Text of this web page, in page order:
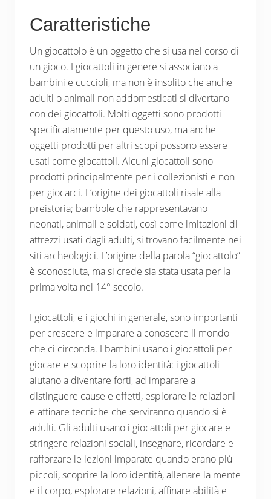
Caratteristiche
Un giocattolo è un oggetto che si usa nel corso di
un gioco. I giocattoli in genere si associano a
bambini e cuccioli, ma non è insolito che anche
adulti o animali non addomesticati si divertano
con dei giocattoli. Molti oggetti sono prodotti
specificatamente per questo uso, ma anche
oggetti prodotti per altri scopi possono essere
usati come giocattoli. Alcuni giocattoli sono
prodotti principalmente per i collezionisti e non
per giocarci. L’origine dei giocattoli risale alla
preistoria; bambole che rappresentavano
neonati, animali e soldati, così come imitazioni di
attrezzi usati dagli adulti, si trovano facilmente nei
siti archeologici. L’origine della parola “giocattolo”
è sconosciuta, ma si crede sia stata usata per la
prima volta nel 14° secolo.
I giocattoli, e i giochi in generale, sono importanti
per crescere e imparare a conoscere il mondo
che ci circonda. I bambini usano i giocattoli per
giocare e scoprire la loro identità: i giocattoli
aiutano a diventare forti, ad imparare a
distinguere cause e effetti, esplorare le relazioni
e affinare tecniche che serviranno quando si è
adulti. Gli adulti usano i giocattoli per giocare e
stringere relazioni sociali, insegnare, ricordare e
rafforzare le lezioni imparate quando erano più
piccoli, scoprire la loro identità, allenare la mente
e il corpo, esplorare relazioni, affinare abilità e